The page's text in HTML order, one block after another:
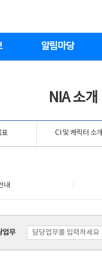
알림마당
NIA 소개
표 CI 및 캐릭터 소개
내
업무